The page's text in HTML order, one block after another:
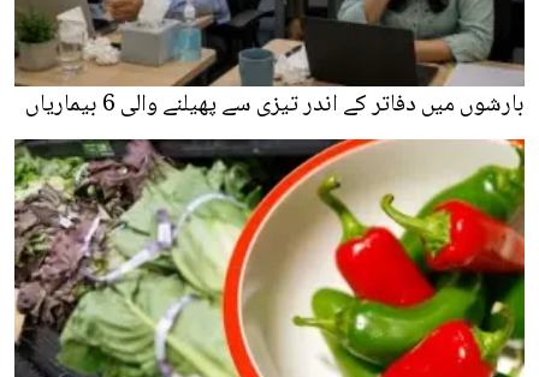
بارشوں میں دفاتر کے اندر تیزی سے پھیلنے والی 6 بیماریاں